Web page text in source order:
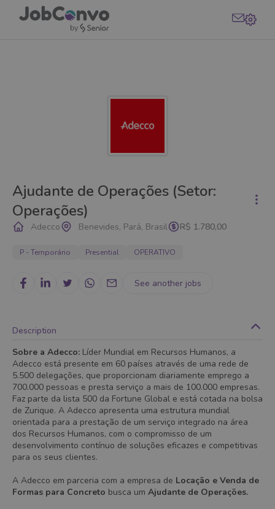
Ajudante de Operações (Setor:
Operações)
Adecco Benevides, Pará, Brasil R$ 1.780,00
P - Temporário Presential OPERATIVO
See another jobs
Description
Sobre a Adecco: Líder Mundial em Recursos Humanos, a
Adecco está presente em 60 países através de uma rede de
5.500 delegações, que proporcionam diariamente emprego a
700.000 pessoas e presta serviço a mais de 100.000 empresas.
Faz parte da lista 500 da Fortune Global e está cotada na bolsa
de Zurique. A Adecco apresenta uma estrutura mundial
orientada para a prestação de um serviço integrado na área
dos Recursos Humanos, com o compromisso de um
desenvolvimento contínuo de soluções eficazes e competitivas
para os seus clientes.
A Adecco em parceria com a empresa de Locação e Venda de
Formas para Concreto busca um Ajudante de Operações.